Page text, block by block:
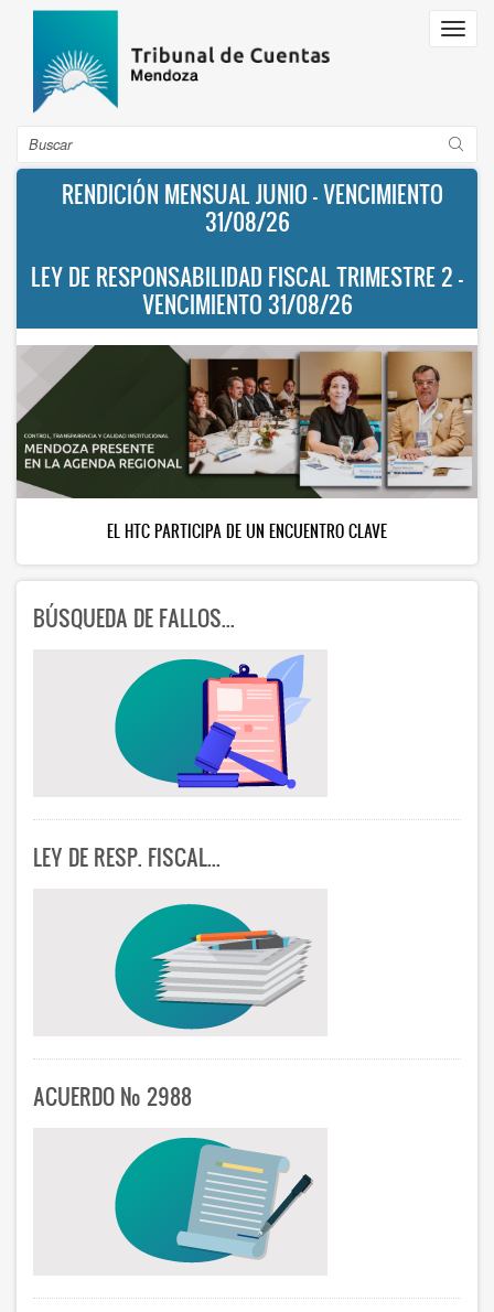
Pasar
contenido
principal
Buscar
RENDICIÓN MENSUAL JUNIO - VENCIMIENTO
31/08/26
LEY DE RESPONSABILIDAD FISCAL TRIMESTRE 2 -
VENCIMIENTO 31/08/26
EL HTC PARTICIPA DE UN ENCUENTRO CLAVE
BÚSQUEDA DE FALLOS...
LEY DE RESP. FISCAL...
ACUERDO Nº 2988